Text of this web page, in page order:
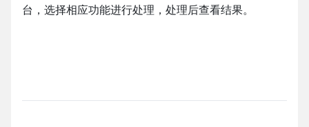
台，选择相应功能进行处理，处理后查看结果。